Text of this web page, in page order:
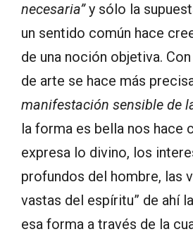
necesaria”y sólo la
un sentido común hace
de una noción objetiva. Con
de arte se hace más
manifestación sensible de
la forma es bella nos hace
expresa lo divino, los
profundos del hombre, las
vastas del espíritu” de ahí
esa forma a través de la